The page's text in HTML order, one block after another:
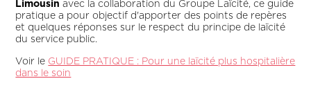
Limousin avec la collaboration du Groupe Laïcité, ce guide
pratique a pour objectif d'apporter des points de repères
et quelques réponses sur le respect du principe de laïcité
du service public.
Voir le GUIDE PRATIQUE : Pour une laïcité plus hospitalière
dans le soin